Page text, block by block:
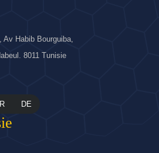
Habib Bourguiba,
8011 Tunisie
DE